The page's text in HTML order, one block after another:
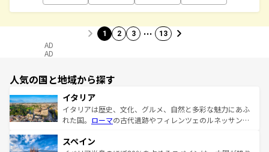
1 2 3 … 13
AD
AD
人気の国と地域から探す
イタリア
イタリアは歴史、文化、グルメ、自然と多彩な魅力にあふ
れた国。 ローマの古代遺跡やフィレンツェのルネッサンス
ろん、トスカーナの美しい田園風景やアマルフィ海岸の絶
スペイン